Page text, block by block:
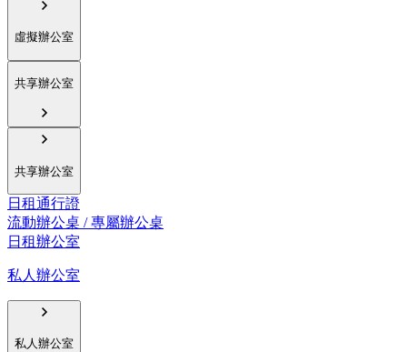
虛擬辦公室
共享辦公室
共享辦公室
日租通行證
流動辦公桌 / 專屬辦公桌
日租辦公室
私人辦公室
私人辦公室